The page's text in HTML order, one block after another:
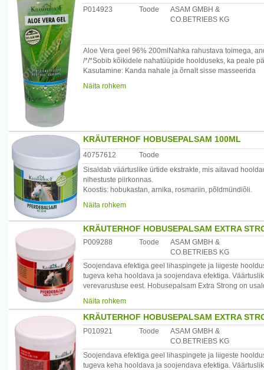
P014923 Toode
ASAM GMBH &
CO.BETRIEBS KG
Aloe Vera geel 96% 200mlNahka rahustava toimega,
/*/*Sobib kõikidele nahatüüpide hoolduseks, ka peale
Kasutamine: Kanda nahale ja õrnalt sisse masseerida
Koostis: Aloe Barbadensis Leaf Juice, Aqua, Glycerin,
Päritolumaa:Saksamaa.
Maaletooja:Startlan OÜ, Laki 30-413, Tallinn, Eesti,
Näita rohkem
KRÄUTERHOF HOBUSEPALSAM 100ML
40757612
Toode
Sisaldab väärtuslike ürtide ekstrakte, mis aitavad
nihestuste piirkonnas.
Koostis: hobukastan, arnika, rosmariin, põldmündiõli.
Päritolumaa: Saksamaa
Maaletooja: Startlan OÜ, Laki 30-413 Tallinn, Eesti
Näita rohkem
KRÄUTERHOF HOBUSEPALSAM EXTRA
P009288 Toode
ASAM GMBH &
CO.BETRIEBS KG
Soojendava efektiga geel lihaspingete ja liigeste
tugeva keha hooldava ja soojendava efektiga.
verevarustuse eest. Hobusepalsam Extra Strong on
Sobib suurepäraselt ka massaaživahendiks,
Koostis: hobukastan, punase viinapuu ekstrakt, meliss,
Kasutamine: kandke geeli pinges kohtadele ja
Päritolumaa: Saksamaa
Maaletooja: Startlan OÜ, Laki 30-413 Tallinn, Eesti
Näita rohkem
KRÄUTERHOF HOBUSEPALSAM EXTRA
P010921 Toode
ASAM GMBH &
CO.BETRIEBS KG
Soojendava efektiga geel lihaspingete ja liigeste
tugeva keha hooldava ja soojendava efektiga.